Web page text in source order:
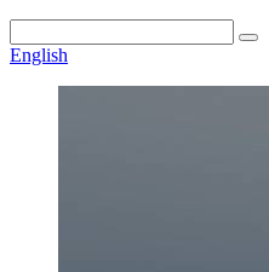
English